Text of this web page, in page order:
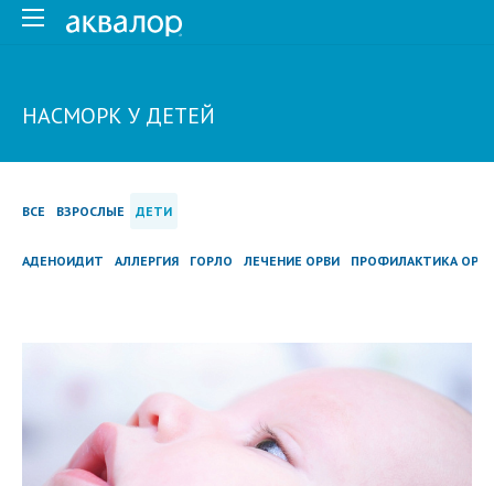
НАСМОРК У ДЕТЕЙ
ВСЕ ВЗРОСЛЫЕ ДЕТИ
АДЕНОИДИТ АЛЛЕРГИЯ ГОРЛО ЛЕЧЕНИЕ ОРВИ ПРОФИЛАКТИКА ОРВИ